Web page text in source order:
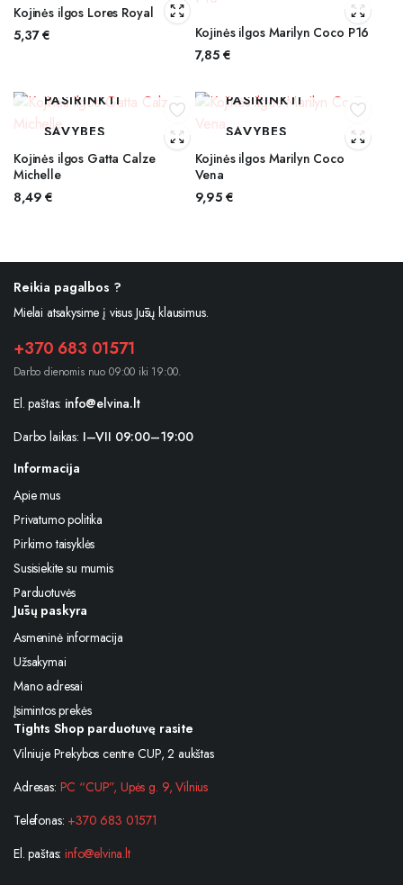
Kojinės ilgos Lores Royal
5,37€
Kojinės ilgos Marilyn Coco P16
7,85 €
PASIRINKTI
SAVYBES
Kojinės ilgos Gatta Calze
Michelle
8,49€
PASIRINKTI
SAVYBES
Kojinės ilgos Marilyn Coco
Vena
9,95 €
Reikia pagalbos ?
Mielai atsakysime į visus Jūsų klausimus.
+370 683 01571
Darbo dienomis nuo 09:00 iki 19:00.
El. paštas: info@elvina.lt
Darbo laikas: I–VII 09:00–19:00
Informacija
Apie mus
Privatumo politika
Pirkimo taisyklės
Susisiekite su mumis
Parduotuvės
Jūsų paskyra
Asmeninė informacija
Užsakymai
Mano adresai
Įsimintos prekės
Tights Shop parduotuvę rasite
Vilniuje Prekybos centre CUP, 2 aukštas
Adresas: PC “CUP”, Upės g. 9, Vilnius
Telefonas: +370 683 01571
El. paštas:info@elvina.lt